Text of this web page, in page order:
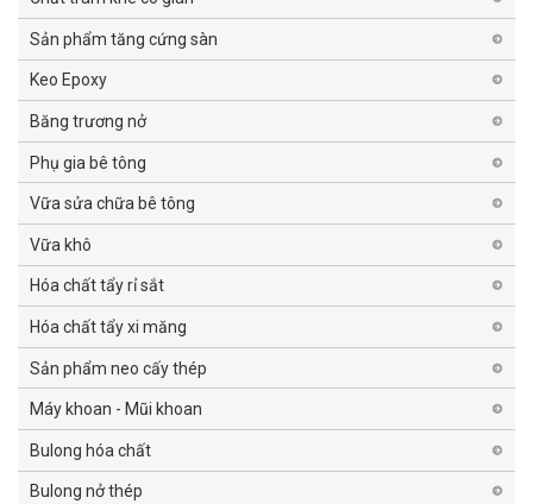
Sản phẩm tăng cứng sàn
Keo Epoxy
Băng trương nở
Phụ gia bê tông
Vữa sửa chữa bê tông
Vữa khô
Hóa chất tẩy rỉ sắt
Hóa chất tẩy xi măng
Sản phẩm neo cấy thép
Máy khoan - Mũi khoan
Bulong hóa chất
Bulong nở thép